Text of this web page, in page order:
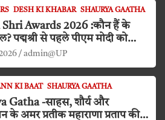
DESH KI KHABAR SHAURYA GAATHA
Shri Awards 2026 :कौन हैं के
पद्मश्री से पहले पीएम मोदी को
प्रणाम
admin@UP
KI BAAT SHAURYA GAATHA
Gatha -साहस, शौर्य और
के अमर प्रतीक महाराणा प्रताप की